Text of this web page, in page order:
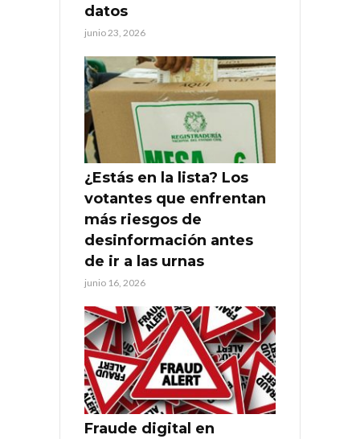
datos
junio 23, 2026
¿Estás en la lista? Los
votantes que enfrentan
más riesgos de
desinformación antes
de ir a las urnas
junio 16, 2026
Fraude digital en